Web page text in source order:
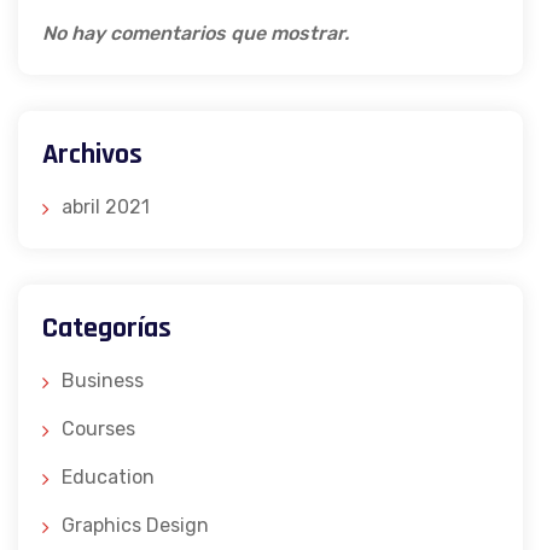
No hay comentarios que mostrar.
Archivos
abril 2021
Categorías
Business
Courses
Education
Graphics Design